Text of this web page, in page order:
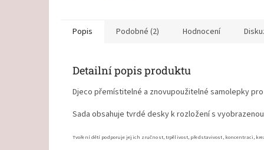
Popis Podobné (2) Hodnocení
Detailní popis produktu
Djeco přemístitelné a znovupoužitelné samolepky
Sada obsahuje tvrdé desky k rozložení s
Tvoření dětí podporuje jejich zručnost, trpělivost, představivost, koncentraci,